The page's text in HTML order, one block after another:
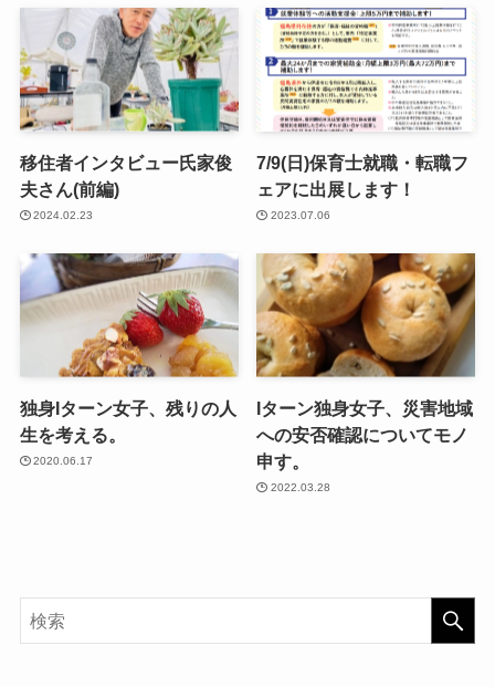
移住者インタビュー氏家俊
夫さん(前編)
2024.02.23
7/9(日)保育士就職・転職フ
ェアに出展します！
2023.07.06
独身Iターン女子、残りの人
生を考える。
2020.06.17
Iターン独身女子、災害地域
への安否確認についてモノ
申す。
2022.03.28